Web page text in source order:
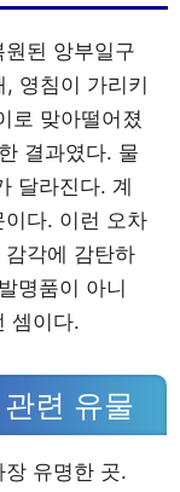
된 앙부일구
영침이 가리키
로 맞아떨어졌
결과였다. 물
달라진다. 계
다. 이런 오차
각에 감탄하
명품이 아니
셈이다.
련 유물
유명한 곳.